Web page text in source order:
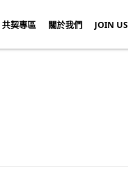
共契專區 關於我們 JOIN US